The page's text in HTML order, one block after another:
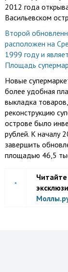
2012 года
Васильевском
Второй
расположен на
1999 году и
Площадь
Новые
более удобная
выкладка
реконструкцию
острове было
рублей. К началу
завершить
площадью 46,5